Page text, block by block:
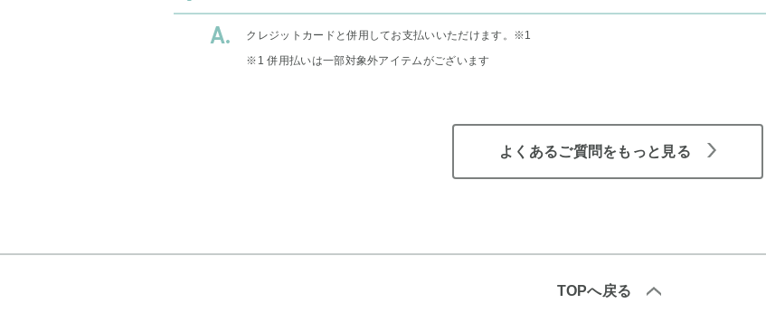
クレジットカードと併用してお支払いいただけます。 ※1
※1 併用払いは一部対象外アイテムがございます
よくあるご質問をもっと見る
TOPへ戻る